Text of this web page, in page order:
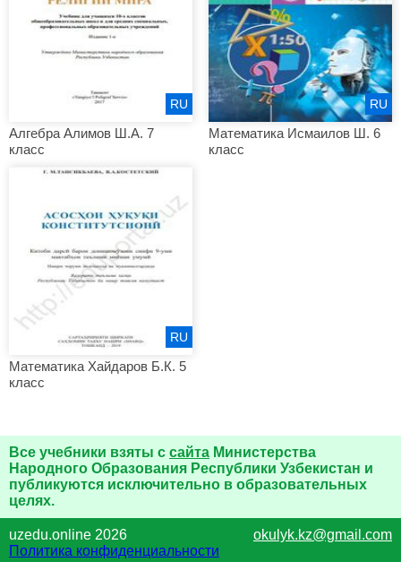
Алгебра Алимов Ш.А. 7
класс
RU
Математика Исмаилов Ш. 6
класс
RU
Математика Хайдаров Б.К. 5
класс
RU
Все учебники взяты с сайта Министерства
Народного Образования Республики Узбекистан и
публикуются исключительно в образовательных
целях.
uzedu.online 2026
okulyk.kz@gmail.com
Политика конфиденциальности